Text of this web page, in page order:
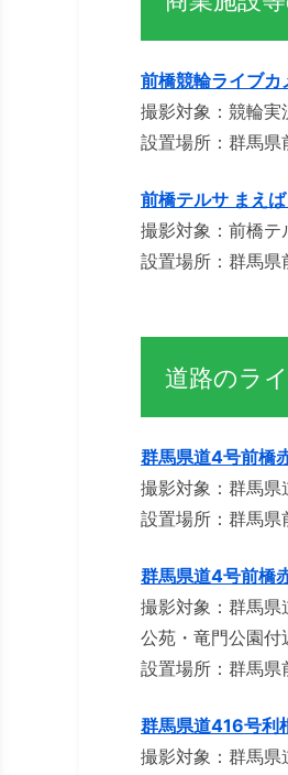
前橋競輪ライブカ
撮影対象：競輪実
設置場所：群馬県
前橋テルサ まえ
撮影対象：前橋テ
設置場所：群馬
道路のラ
群馬県道4号前橋
撮影対象：群馬県
設置場所：群馬県
群馬県道4号前橋
撮影対象：群馬
公苑・竜門公園付
設置場所：群馬県
群馬県道416号利
撮影対象：群馬県